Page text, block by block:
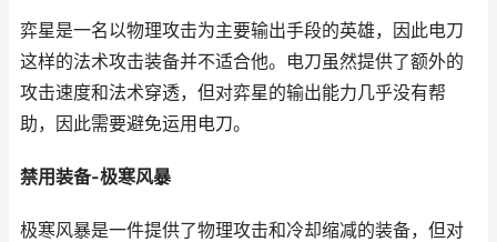
弈星是一名以物理攻击为主要输出手段的英雄，因此电刀
这样的法术攻击装备并不适合他。电刀虽然提供了额外的
攻击速度和法术穿透，但对弈星的输出能力几乎没有帮
助，因此需要避免运用电刀。
禁用装备-极寒风暴
极寒风暴是一件提供了物理攻击和冷却缩减的装备，但对